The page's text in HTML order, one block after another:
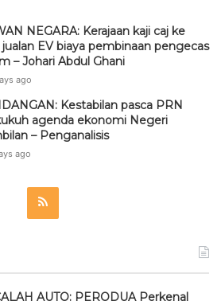
NEGARA: Kerajaan kaji caj ke
jualan EV biaya pembinaan pengecas
– Johari Abdul Ghani
ago
Kestabilan pasca PRN
agenda ekonomi Negeri
– Penganalisis
ago
AUTO: PERODUA Perkenal